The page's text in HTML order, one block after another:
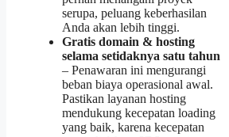
serupa, peluang keberhasilan
Anda akan lebih tinggi.
Gratis domain & hosting
selama setidaknya satu tahun
– Penawaran ini mengurangi
beban biaya operasional awal.
Pastikan layanan hosting
mendukung kecepatan loading
yang baik, karena kecepatan